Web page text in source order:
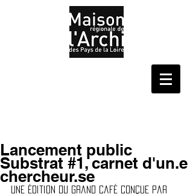
Lancement public
Substrat #1, carnet d'un.e
chercheur.se
Une édition du Grand Café conçue par